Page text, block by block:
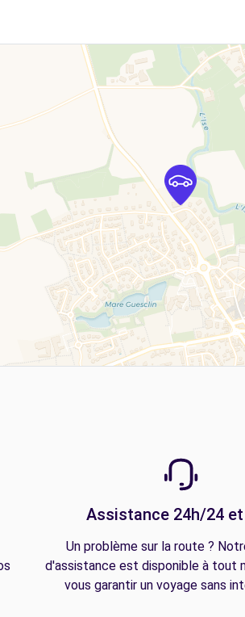
Assistance 24h/24
Un problème sur la route ?
d'assistance est disponible à tout
vous garantir un voyage sans